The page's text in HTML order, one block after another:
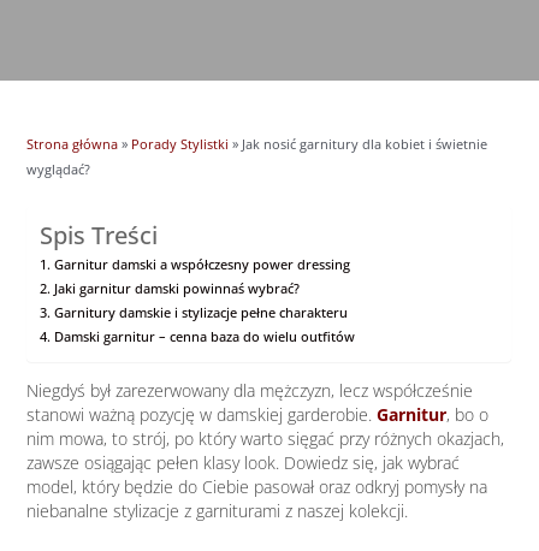
Strona główna » Porady Stylistki » Jak nosić garnitury dla kobiet i świetnie
wyglądać?
Spis Treści
Garnitur damski a współczesny power dressing
Jaki garnitur damski powinnaś wybrać?
Garnitury damskie i stylizacje pełne charakteru
Damski garnitur – cenna baza do wielu outfitów
Niegdyś był zarezerwowany dla mężczyzn, lecz współcześnie
stanowi ważną pozycję w damskiej garderobie.Garnitur, bo o
nim mowa, to strój, po który warto sięgać przy różnych okazjach,
zawsze osiągając pełen klasy look. Dowiedz się, jak wybrać
model, który będzie do Ciebie pasował oraz odkryj pomysły na
niebanalne stylizacje z garniturami z naszej kolekcji.